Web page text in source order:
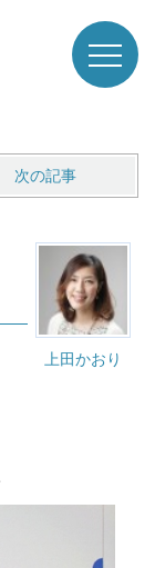
次の記事
上田かおり